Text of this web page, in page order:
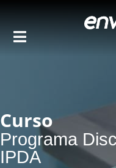
Curso
Programa
IPDA